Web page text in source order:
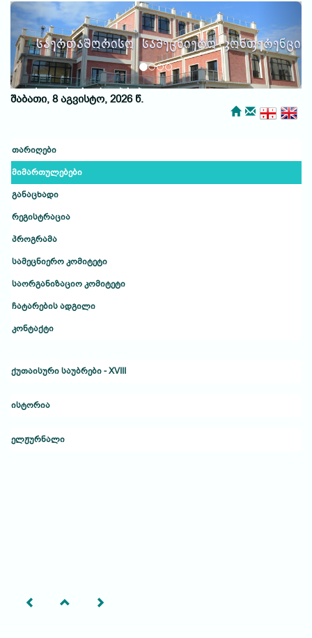
საერთაშორისო სამეცნიერო კონფერენცია
ქუთაისური საუბრები
Previous Next
შაბათი, 8 აგვისტო, 2026 წ.
თარიღები
მიმართულებები
განაცხადი
რეგისტრაცია
პროგრამა
სამეცნიერო კომიტეტი
საორგანიზაციო კომიტეტი
ჩატარების ადგილი
კონტაქტი
ქუთაისური საუბრები - XVIII
ისტორია
ელჟურნალი